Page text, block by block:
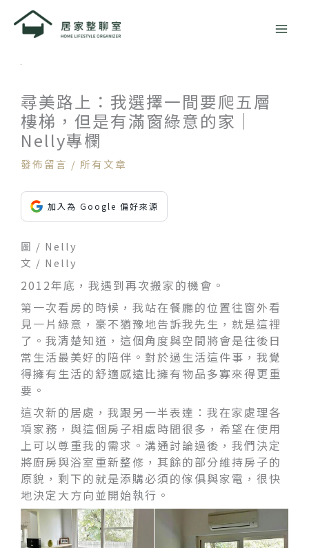
尋美路上：我選擇一間要爬五層
樓梯，但是有滿窗綠意的家｜
Nelly專欄
發佈留言 / 所有文章
加入為 Google 偏好來源
圖 / Nelly
文 / Nelly
2012年底，我遇到再次搬家的機會。
第一次看房的時候，我站在餐廳的位置往窗外看
見一片綠意，豪不猶豫地告訴我先生，就是這裡
了。我清楚知道，這個角度與空間將會是往後日
常生活最美好的陪伴。對於過生活這件事，我覺
得擁有生活的舒適感遠比擁有物品多寡來得更重
要。
這次新的居處，我跟另一半表達：我在家處理各
項家務，與這個房子相處時間很多，希望在使用
上可以尊重我的需求。溝通討論過後，我們決定
將廚房與浴室重新整修，其餘的部分維持房子的
原貌，剩下的就是添購必須的傢俱與家電，很快
地決定大方向並開始執行。